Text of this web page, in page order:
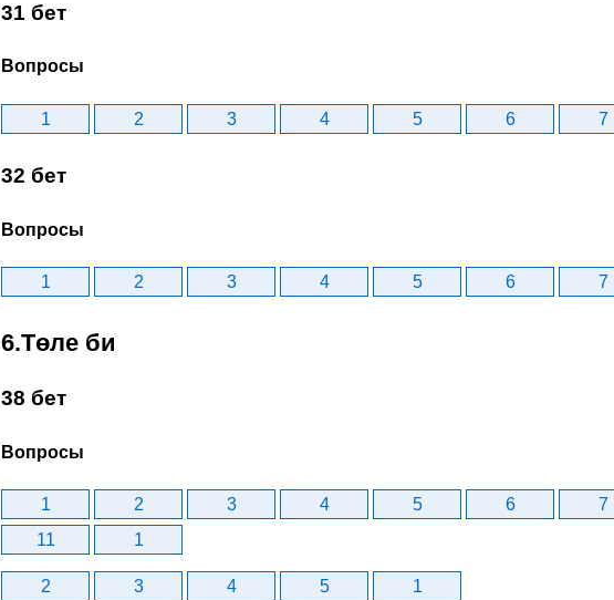
31 бет
Вопросы
1 2 3 4 5 6 7
32 бет
Вопросы
1 2 3 4 5 6 7
6.Төле би
38 бет
Вопросы
1 2 3 4 5 6
7
11
1
2 3 4 5 1